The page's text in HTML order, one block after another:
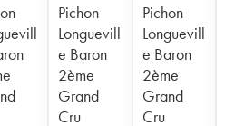
Pichon
Longuevill
e Baron
2ème
Grand
Cru
Pichon
Longuevill
e Baron
2ème
Grand
Cru